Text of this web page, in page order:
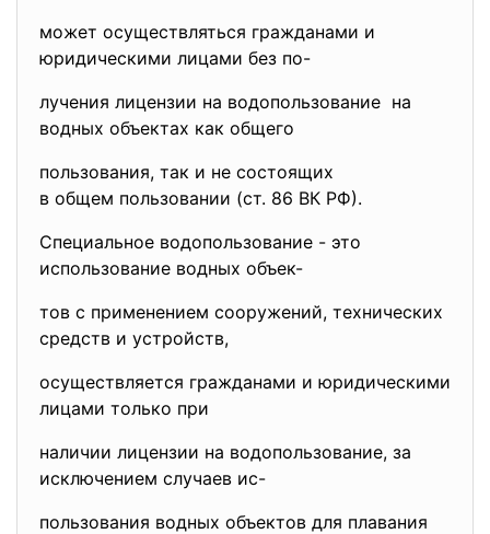
может осуществляться гражданами и
юридическими лицами без по-
лучения лицензии на водопользование на
водных объектах как общего
пользования, так и не состоящих
в общем пользовании (ст. 86 ВК РФ).
Специальное водопользование - это
использование водных объек-
тов с применением сооружений, технических
средств и устройств,
осуществляется гражданами и юридическими
лицами только при
наличии лицензии на водопользование, за
исключением случаев ис-
пользования водных объектов для плавания